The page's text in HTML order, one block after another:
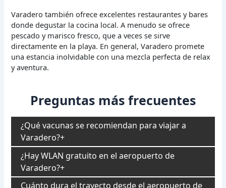
Varadero también ofrece excelentes restaurantes y bares
donde degustar la cocina local. A menudo se ofrece
pescado y marisco fresco, que a veces se sirve
directamente en la playa. En general, Varadero promete
una estancia inolvidable con una mezcla perfecta de relax
y aventura.
Preguntas más frecuentes
¿Qué vacunas se recomiendan para viajar a
Varadero?
¿Hay WLAN gratuito en el aeropuerto de
Varadero?
Cuánto dura el trayecto desde el aeropuerto de